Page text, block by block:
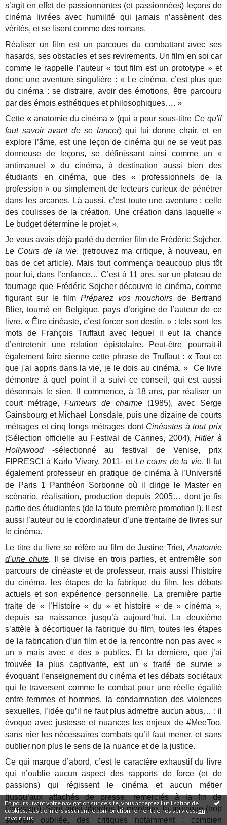
En poursuivant votre navigation sur ce site, vous acceptez l'utilisation de
cookies. Ces derniers assurent le bon fonctionnement de nos services.En
savoir plus
s’agit en effet de passionnantes (et passionnées) leçons de
cinéma livrées avec humilité qui jamais n’assènent des
vérités, et se lisent comme des romans.
Réaliser un film est un parcours du combattant avec ses
hasards, ses obstacles et ses revirements. Un film en soi car
comme le rappelle l’auteur « tout film est un prototype » et
donc une aventure singulière : « Le cinéma, c’est plus que
du cinéma : se distraire, avoir des émotions, être parcouru
par des émois esthétiques et philosophiques…. »
Cette « anatomie du cinéma » (qui a pour sous-titre Ce qu'il
faut savoir avant de se lancer) qui lui donne chair, et en
explore l’âme, est une leçon de cinéma qui ne se veut pas
donneuse de leçons, se définissant ainsi comme un «
antimanuel » du cinéma, à destination aussi bien des
étudiants en cinéma, que des « professionnels de la
profession » ou simplement de lecteurs curieux de pénétrer
dans les arcanes. Là aussi, c’est toute une aventure : celle
des coulisses de la création. Une création dans laquelle «
Le budget détermine le projet ».
Je vous avais déjà parlé du dernier film de Frédéric Sojcher,
Le Cours de la vie, (retrouvez ma critique, à nouveau, en
bas de cet article). Mais tout commença beaucoup plus tôt
pour lui, dans l’enfance… C’est à 11 ans, sur un plateau de
tournage que Frédéric Sojcher découvre le cinéma, comme
figurant sur le film Préparez vos mouchoirsde Bertrand
Blier, tourné en Belgique, pays d’origine de l’auteur de ce
livre. « Être cinéaste, c’est forcer son destin. » : tels sont les
mots de François Truffaut avec lequel il eut la chance
d’entretenir une relation épistolaire. Peut-être pourrait-il
également faire sienne cette phrase de Truffaut : « Tout ce
que j'ai appris dans la vie, je le dois au cinéma. » Ce livre
démontre à quel point il a suivi ce conseil, qui est aussi
désormais le sien. Il commence, à 18 ans, par réaliser un
court métrage,Fumeurs de charme (1985), avec Serge
Gainsbourg et Michael Lonsdale, puis une dizaine de courts
métrages et cinq longs métrages dont Cinéastes à tout prix
(Sélection officielle au Festival de Cannes, 2004),Hitler à
Hollywood-sélectionné au festival de Venise, prix
FIPRESCI à Karlo Vivary, 2011- et Le cours de la vie. Il fut
également professeur en pratique de cinéma à l’Université
de Paris 1 Panthéon Sorbonne où il dirige le Master en
scénario, réalisation, production depuis 2005… dont je fis
partie des étudiantes (de la toute première promotion !). Il est
aussi l’auteur ou le coordinateur d’une trentaine de livres sur
le cinéma.
Le titre du livre se réfère au film de Justine Triet, Anatomie
d’une chute. Il se divise en trois parties, et entremêle son
parcours de cinéaste et de professeur, mais aussi l’histoire
du cinéma, les étapes de la fabrique du film, les débats
actuels et son expérience personnelle. La première partie
traite de « l’Histoire « du » et histoire « de » cinéma »,
depuis sa naissance jusqu’à aujourd’hui. La deuxième
s’attèle à décortiquer la fabrique du film, toutes les étapes
de la fabrication d’un film et de la rencontre non pas avec «
un » mais avec « des » publics. Et la dernière, que j’ai
trouvée la plus captivante, est un « traité de survie »
évoquant l’enseignement du cinéma et les débats sociétaux
qui le traversent comme le combat pour une réelle égalité
entre femmes et hommes, la condamnation des violences
sexuelles, l’idée qu’il ne faut plus admettre aucun abus… : il
évoque avec justesse et nuances les enjeux de #MeeToo,
sans nier les nécessaires combats qu’il faut mener, et sans
oublier non plus le sens de la nuance et de la justice.
Ce qui marque d’abord, c’est le caractère exhaustif du livre
qui n’oublie aucun aspect des rapports de force (et de
passions) qui régissent le cinéma et aucun métier
(jusqu’aux attachés de presse, remerciés à la fin de
l’ouvrage). Sont ainsi abordés le montage, la musique (trop
souvent oubliée, des critiques notamment : combien